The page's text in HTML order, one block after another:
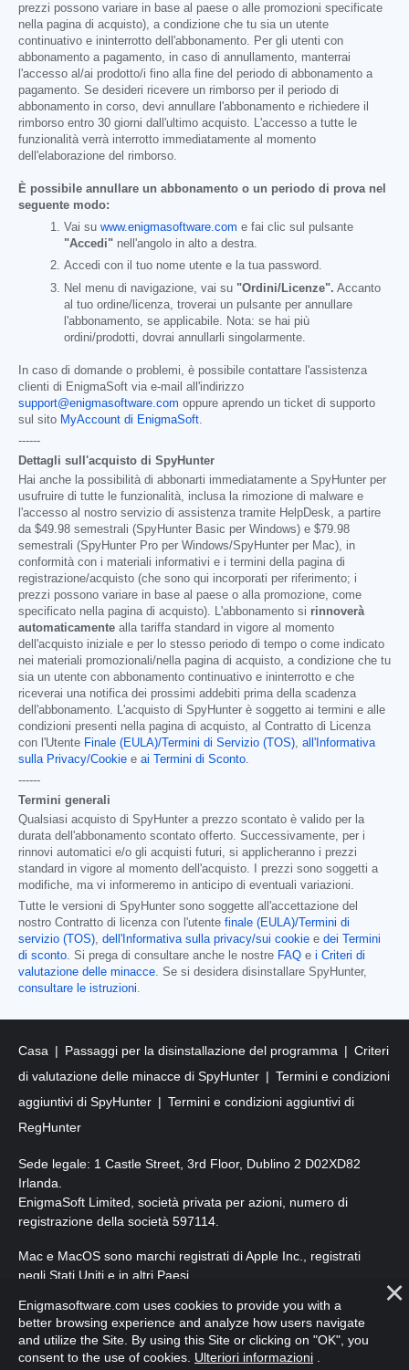
prezzi possono variare in base al paese o alle promozioni specificate
nella pagina di acquisto), a condizione che tu sia un utente
continuativo e ininterrotto dell'abbonamento. Per gli utenti con
abbonamento a pagamento, in caso di annullamento, manterrai
l'accesso al/ai prodotto/i fino alla fine del periodo di abbonamento a
pagamento. Se desideri ricevere un rimborso per il periodo di
abbonamento in corso, devi annullare l'abbonamento e richiedere il
rimborso entro 30 giorni dall'ultimo acquisto. L'accesso a tutte le
funzionalità verrà interrotto immediatamente al momento
dell'elaborazione del rimborso.
È possibile annullare un abbonamento o un periodo di prova nel
seguente modo:
Vai su www.enigmasoftware.com e fai clic sul pulsante
"Accedi" nell'angolo in alto a destra.
Accedi con il tuo nome utente e la tua password.
Nel menu di navigazione, vai su "Ordini/Licenze". Accanto
al tuo ordine/licenza, troverai un pulsante per annullare
l'abbonamento, se applicabile. Nota: se hai più
ordini/prodotti, dovrai annullarli singolarmente.
In caso di domande o problemi, è possibile contattare l'assistenza
clienti di EnigmaSoft via e-mail all'indirizzo
support@enigmasoftware.com oppure aprendo un ticket di supporto
sul sito MyAccount di EnigmaSoft
------
Dettagli sull'acquisto di SpyHunter
Hai anche la possibilità di abbonarti immediatamente a SpyHunter per
usufruire di tutte le funzionalità, inclusa la rimozione di malware e
l'accesso al nostro servizio di assistenza tramite HelpDesk, a partire
da $49.98 semestrali (SpyHunter Basic per Windows) e $79.98
semestrali (SpyHunter Pro per Windows/SpyHunter per Mac), in
conformità con i materiali informativi e i termini della pagina di
registrazione/acquisto (che sono qui incorporati per riferimento; i
prezzi possono variare in base al paese o alla promozione, come
specificato nella pagina di acquisto). L'abbonamento si rinnoverà
automaticamente alla tariffa standard in vigore al momento
dell'acquisto iniziale e per lo stesso periodo di tempo o come indicato
nei materiali promozionali/nella pagina di acquisto, a condizione che tu
sia un utente con abbonamento continuativo e ininterrotto e che
riceverai una notifica dei prossimi addebiti prima della scadenza
dell'abbonamento. L'acquisto di SpyHunter è soggetto ai termini e alle
condizioni presenti nella pagina di acquisto, al Contratto di Licenza
con l'Utente Finale (EULA)/Termini di Servizio (TOS) all'Informativa
sulla Privacy/Cookie e ai Termini di Sconto
------
Termini generali
Qualsiasi acquisto di SpyHunter a prezzo scontato è valido per la
durata dell'abbonamento scontato offerto. Successivamente, per i
rinnovi automatici e/o gli acquisti futuri, si applicheranno i prezzi
standard in vigore al momento dell'acquisto. I prezzi sono soggetti a
modifiche, ma vi informeremo in anticipo di eventuali variazioni.
Tutte le versioni di SpyHunter sono soggette all'accettazione del
nostro Contratto di licenza con l'utente finale (EULA)/Termini di
servizio (TOS) dell'Informativa sulla privacy/sui cookie e dei Termini
di sconto . Si prega di consultare anche le nostre FAQ e i Criteri di
valutazione delle minacce . Se si desidera disinstallare SpyHunter,
consultare le istruzioni
Casa Passaggi per la disinstallazione del programma
Criteri
di valutazione delle minacce di SpyHunter
Termini e condizioni
aggiuntivi di SpyHunter
Termini e condizioni aggiuntivi di
RegHunter
Sede legale: 1 Castle Street, 3rd Floor, Dublino 2 D02XD82
Irlanda.
EnigmaSoft Limited, società privata per azioni, numero di
registrazione della società 597114.
Mac e MacOS sono marchi registrati di Apple Inc., registrati
negli Stati Uniti e in altri Paesi.
Copyright 2016-2026 . EnigmaSoft Ltd. Tutti i diritti riservati.
Enigmasoftware.com uses cookies to provide you with a
better browsing experience and analyze how users navigate
and utilize the Site. By using this Site or clicking on "OK", you
consent to the use of cookies. Ulteriori informazioni